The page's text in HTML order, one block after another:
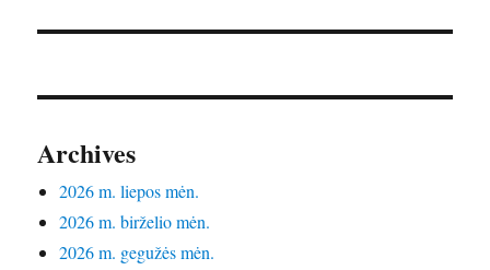
Archives
2026 m. liepos mėn.
2026 m. birželio mėn.
2026 m. gegužės mėn.